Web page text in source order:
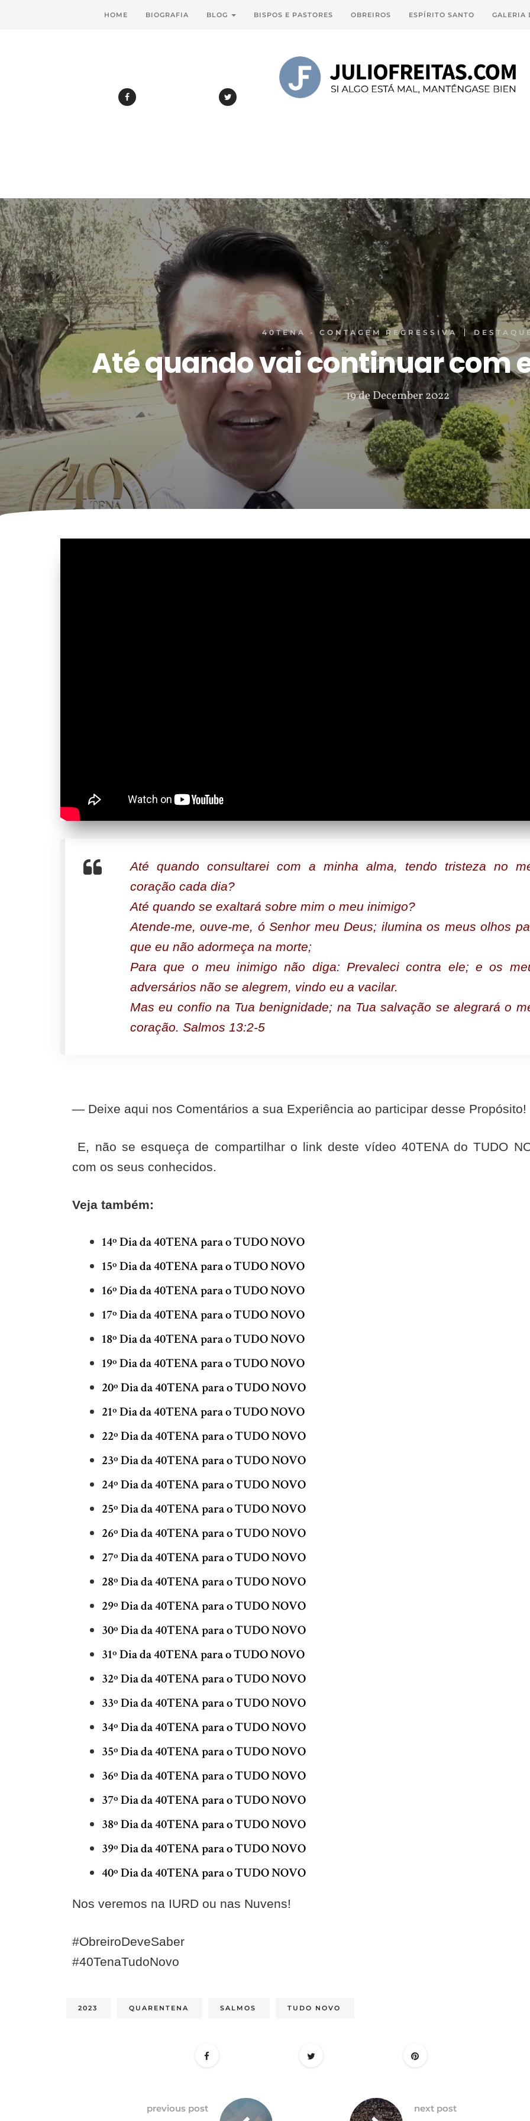
HOME BIOGRAFIA BLOG BISPOS E PASTORES OBREIROS ESPÍRITO SANTO GALERIA
40TENA - CONTAGEM REGRESSIVA
Até quando vai continuar com
19 de December 2022
Até quando consultarei com a minha alma, tendo tristeza no
coração cada dia?
Até quando se exaltará sobre mim o meu inimigo?
Atende-me, ouve-me, ó Senhor meu Deus; ilumina os meus olhos
que eu não adormeça na morte;
Para que o meu inimigo não diga: Prevaleci contra ele; e os
adversários não se alegrem, vindo eu a vacilar.
Mas eu confio na Tua benignidade; na Tua salvação se alegrará o
coração. Salmos 13:2-5
— Deixe aqui nos Comentários a sua Experiência ao participar desse Propósito!
E, não se esqueça de compartilhar o link deste vídeo 40TENA do TUDO
com os seus conhecidos.
Veja também:
14º Dia da 40TENA para o TUDO NOVO
15º Dia da 40TENA para o TUDO NOVO
16º Dia da 40TENA para o TUDO NOVO
17º Dia da 40TENA para o TUDO NOVO
18º Dia da 40TENA para o TUDO NOVO
19º Dia da 40TENA para o TUDO NOVO
20º Dia da 40TENA para o TUDO NOVO
21º Dia da 40TENA para o TUDO NOVO
22º Dia da 40TENA para o TUDO NOVO
23º Dia da 40TENA para o TUDO NOVO
24º Dia da 40TENA para o TUDO NOVO
25º Dia da 40TENA para o TUDO NOVO
26º Dia da 40TENA para o TUDO NOVO
27º Dia da 40TENA para o TUDO NOVO
28º Dia da 40TENA para o TUDO NOVO
29º Dia da 40TENA para o TUDO NOVO
30º Dia da 40TENA para o TUDO NOVO
31º Dia da 40TENA para o TUDO NOVO
32º Dia da 40TENA para o TUDO NOVO
33º Dia da 40TENA para o TUDO NOVO
34º Dia da 40TENA para o TUDO NOVO
35º Dia da 40TENA para o TUDO NOVO
36º Dia da 40TENA para o TUDO NOVO
37º Dia da 40TENA para o TUDO NOVO
38º Dia da 40TENA para o TUDO NOVO
39º Dia da 40TENA para o TUDO NOVO
40º Dia da 40TENA para o TUDO NOVO
Nos veremos na IURD ou nas Nuvens!
#ObreiroDeveSaber
#40TenaTudoNovo
2023 QUARENTENA SALMOS TUDO NOVO
previous post next post